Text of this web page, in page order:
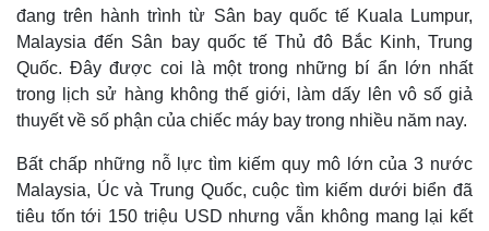
đang trên hành trình từ Sân bay quốc tế Kuala Lumpur,
Malaysia đến Sân bay quốc tế Thủ đô Bắc Kinh, Trung
Quốc. Đây được coi là một trong những bí ẩn lớn nhất
trong lịch sử hàng không thế giới, làm dấy lên vô số giả
thuyết về số phận của chiếc máy bay trong nhiều năm nay.
Bất chấp những nỗ lực tìm kiếm quy mô lớn của 3 nước
Malaysia, Úc và Trung Quốc, cuộc tìm kiếm dưới biển đã
tiêu tốn tới 150 triệu USD nhưng vẫn không mang lại kết